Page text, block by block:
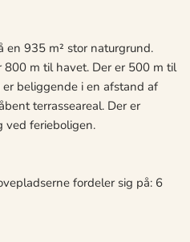
en 935 m² stor naturgrund.
800 m til havet. Der er 500 m til
beliggende i en afstand af
terrasseareal. Der er
ved ferieboligen.
fordeler sig på: 6